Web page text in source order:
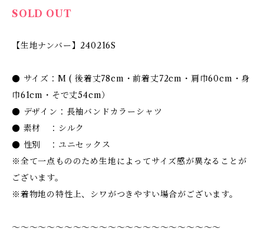
SOLD OUT
【生地ナンバー】240216S
● サイズ：M ( 後着丈78cm・前着丈72cm・肩巾60cm・身
巾61cm・そで丈54cm）
● デザイン：長袖バンドカラーシャツ
● 素材 ：シルク
● 性別 ：ユニセックス
※全て一点もののため生地によってサイズ感が異なることが
ございます。
※着物地の特性上、シワがつきやすい場合がございます。
〜〜〜〜〜〜〜〜〜〜〜〜〜〜〜〜〜〜〜〜〜〜〜〜